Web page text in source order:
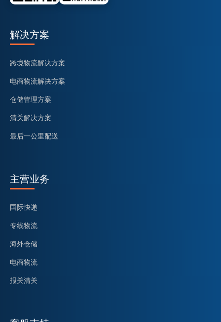
解决方案
跨境物流解决方案
电商物流解决方案
仓储管理方案
清关解决方案
最后一公里配送
主营业务
国际快递
专线物流
海外仓储
电商物流
报关清关